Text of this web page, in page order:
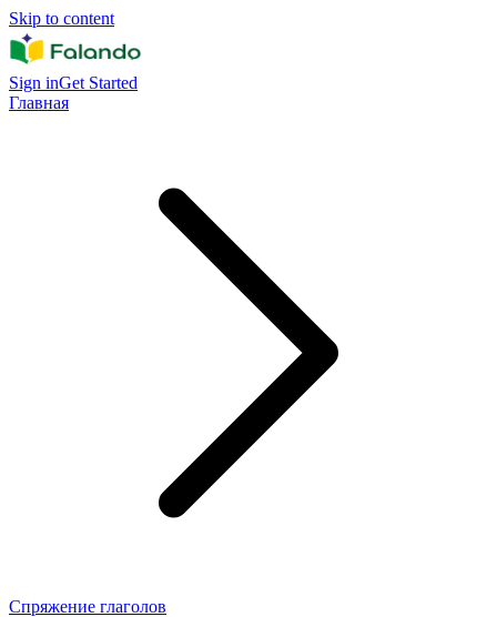
Skip to content
Sign inGet Started
Главная
Спряжение глаголов